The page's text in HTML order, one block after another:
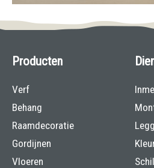
Producten
Verf
Behang
Raamdecoratie
Gordijnen
Vloeren